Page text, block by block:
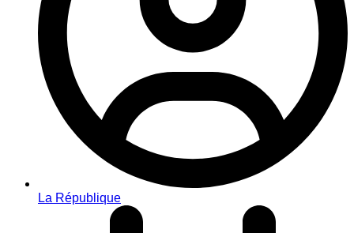
La République